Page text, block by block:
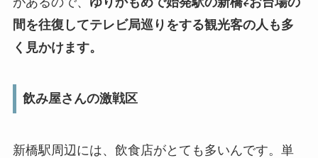
間を往復してテレビ局巡りをする観光客の人も多
く見かけます。
飲み屋さんの激戦区
新橋駅周辺には、飲食店がとても多いんです。単